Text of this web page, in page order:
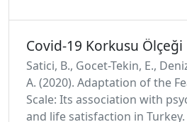
Covid-19 Korkusu Ölçeği
Satici, B., Gocet-Tekin, E.,
A. (2020). Adaptation of the
Scale: Its association with
and life satisfaction in